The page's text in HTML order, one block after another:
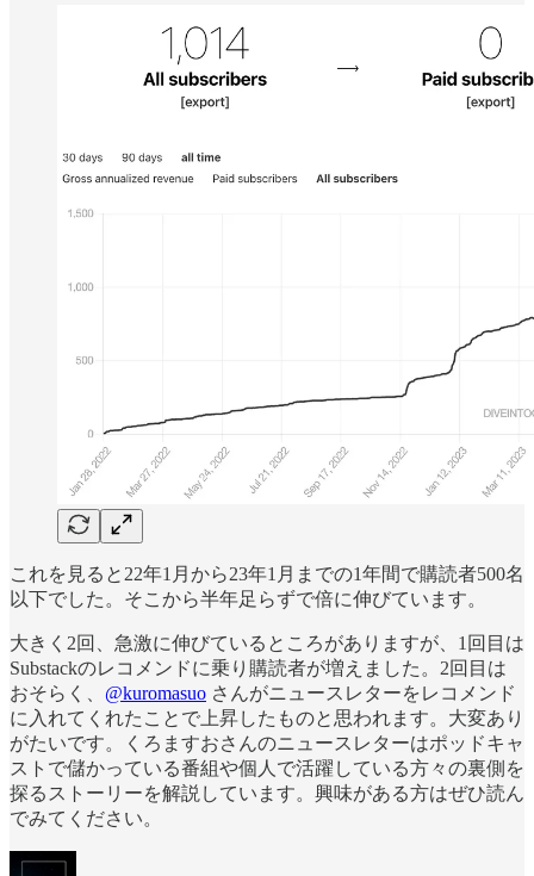
これを見ると22年1月から23年1月までの1年間で購読者500名
以下でした。そこから半年足らずで倍に伸びています。
大きく2回、急激に伸びているところがありますが、1回目は
Substackのレコメンドに乗り購読者が増えました。2回目は
おそらく、 @kuromasuo さんがニュースレターをレコメンド
に入れてくれたことで上昇したものと思われます。大変あり
がたいです。くろますおさんのニュースレターはポッドキャ
ストで儲かっている番組や個人で活躍している方々の裏側を
探るストーリーを解説しています。興味がある方はぜひ読ん
でみてください。